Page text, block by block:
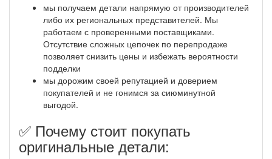
мы получаем детали напрямую от производителей
либо их региональных представителей. Мы
работаем с проверенными поставщиками.
Отсутствие сложных цепочек по перепродаже
позволяет снизить цены и избежать вероятности
подделки
мы дорожим своей репутацией и доверием
покупателей и не гонимся за сиюминутной
выгодой.
✅ Почему стоит покупать
оригинальные детали: